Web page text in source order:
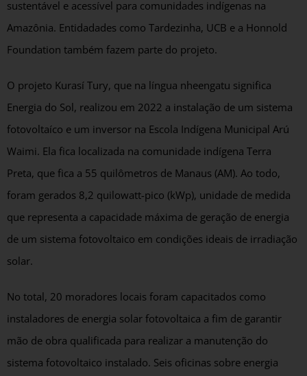
sustentável e acessível para comunidades indígenas na
Amazônia. Entidadades como Tardezinha, UCB e a Honnold
Foundation também fazem parte do projeto.
O projeto Kurasí Tury, que na língua nheengatu significa
Energia do Sol, realizou em 2022 a instalação de um sistema
fotovoltaíco e um inversor na Escola Indígena Municipal Arú
Waimi. Ela fica localizada na comunidade indígena Terra
Preta, que fica a 55 quilômetros de Manaus (AM). Ao todo,
foram gerados 8,2 quilowatt-pico (kWp), unidade de medida
que representa a capacidade máxima de geração de energia
de um sistema fotovoltaico em condições ideais de irradiação
solar.
No total, 20 moradores locais foram capacitados como
instaladores de energia solar fotovoltaica a fim de garantir
mão de obra qualificada para realizar a manutenção do
sistema fotovoltaico instalado. Seis oficinas sobre energia